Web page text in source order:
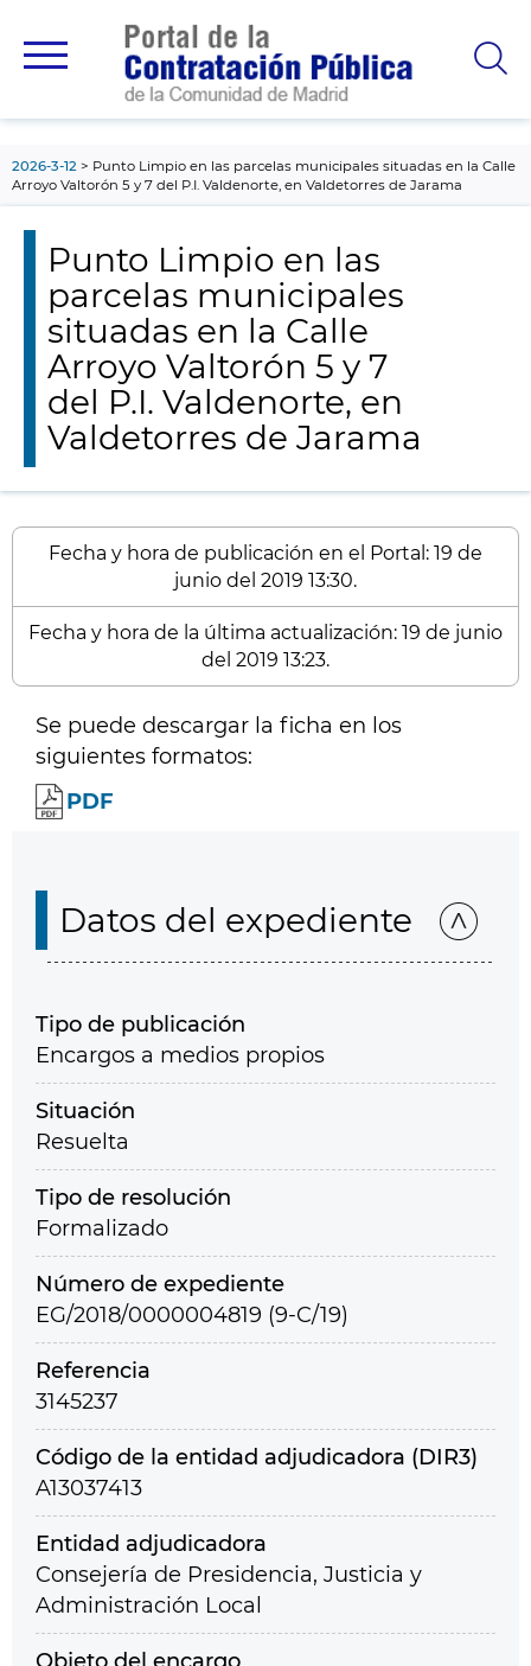
principal
2026-3-12
Punto Limpio en las parcelas municipales situadas en la Calle
Arroyo Valtorón 5 y 7 del P.I. Valdenorte, en Valdetorres de Jarama
Punto Limpio en las
parcelas municipales
situadas en la Calle
Arroyo Valtorón 5 y 7
del P.I. Valdenorte, en
Valdetorres de Jarama
Fecha y hora de publicación en el Portal: 19 de
junio del 2019 13:30.
Fecha y hora de la última actualización: 19 de junio
del 2019 13:23.
Se puede descargar la ficha en los
siguientes formatos:
PDF
Datos del expediente
Tipo de publicación
Encargos a medios propios
Situación
Resuelta
Tipo de resolución
Formalizado
Número de expediente
EG/2018/0000004819 (9-C/19)
Referencia
3145237
Código de la entidad adjudicadora (DIR3)
A13037413
Entidad adjudicadora
Consejería de Presidencia, Justicia y
Administración Local